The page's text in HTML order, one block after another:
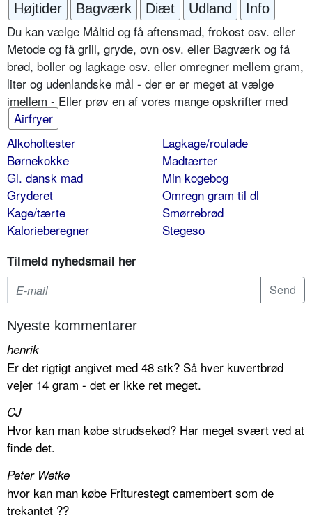
Højtider
Bagværk Diæt Udland Info
Du kan vælge Måltid og få aftensmad, frokost osv. eller
Metode og få grill, gryde, ovn osv. eller Bagværk og få
brød, boller og lagkage osv. eller omregner mellem gram,
liter og udenlandske mål - der er er meget at vælge
imellem - Eller prøv en af vores mange opskrifter med
Airfryer
Alkoholtester
Børnekokke
Gl. dansk mad
Gryderet
Kage/tærte
Kalorieberegner
Lagkage/roulade
Madtærter
Min kogebog
Omregn gram til dl
Smørrebrød
Stegeso
Tilmeld nyhedsmail her
Nyeste kommentarer
henrik
Er det rigtigt angivet med 48 stk? Så hver kuvertbrød
vejer 14 gram - det er ikke ret meget.
CJ
Hvor kan man købe strudsekød? Har meget svært ved at
finde det.
Peter Wetke
hvor kan man købe Friturestegt camembert som de
trekantet ??